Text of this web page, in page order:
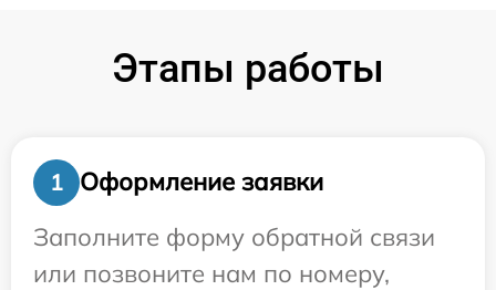
Этапы работы
1
Оформление заявки
Заполните форму обратной связи
или позвоните нам по номеру,